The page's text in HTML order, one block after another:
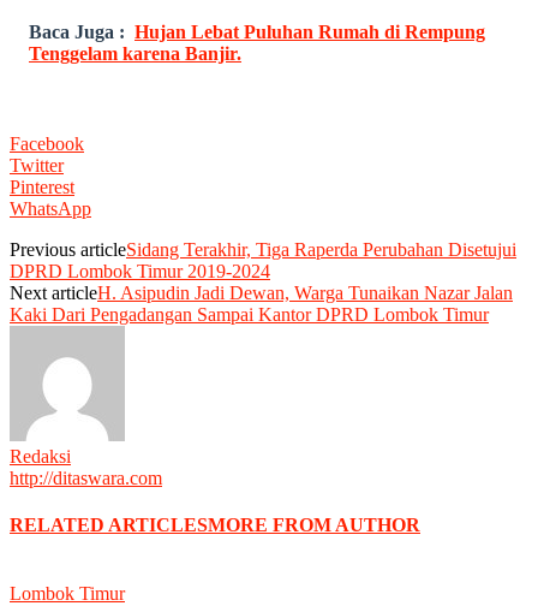
Baca Juga : Hujan Lebat Puluhan Rumah di Rempung
Tenggelam karena Banjir.
Facebook
Twitter
Pinterest
WhatsApp
Previous articleSidang Terakhir, Tiga Raperda Perubahan Disetujui
DPRD Lombok Timur 2019-2024
Next articleH. Asipudin Jadi Dewan, Warga Tunaikan Nazar Jalan
Kaki Dari Pengadangan Sampai Kantor DPRD Lombok Timur
Redaksi
http://ditaswara.com
RELATED ARTICLESMORE FROM AUTHOR
Lombok Timur